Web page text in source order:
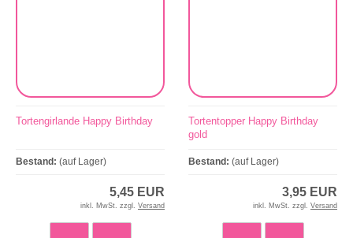
Tortengirlande Happy Birthday
Bestand: (auf Lager)
5,45 EUR
inkl. MwSt. zzgl. Versand
Tortentopper Happy Birthday
gold
Bestand: (auf Lager)
3,95 EUR
inkl. MwSt. zzgl. Versand